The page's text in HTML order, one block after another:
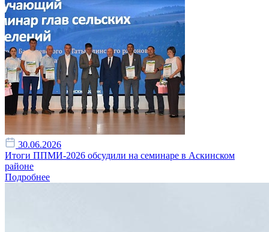
30.06.2026
Итоги ППМИ-2026 обсудили на семинаре в Аскинском
районе
Подробнее